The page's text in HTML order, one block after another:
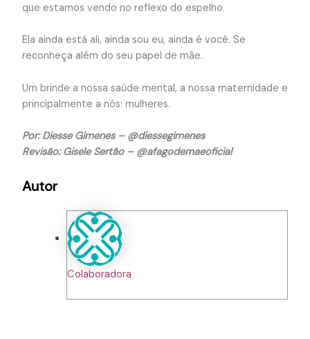
que estamos vendo no reflexo do espelho.
Ela ainda está ali, ainda sou eu, ainda é você. Se
reconheça além do seu papel de mãe.
Um brinde a nossa saúde mental, a nossa maternidade e
principalmente a nós: mulheres.
Por: Diesse Gimenes – @diessegimenes
Revisão: Gisele Sertão – @afagodemaeoficial
Autor
Colaboradora